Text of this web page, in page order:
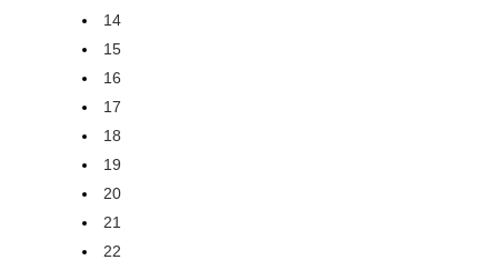
14
15
16
17
18
19
20
21
22